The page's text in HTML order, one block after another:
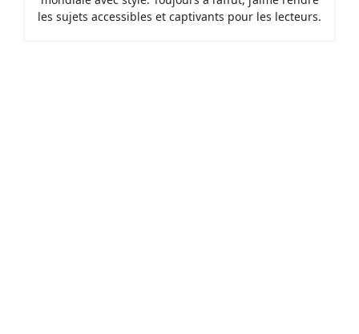
les sujets accessibles et captivants pour les lecteurs.